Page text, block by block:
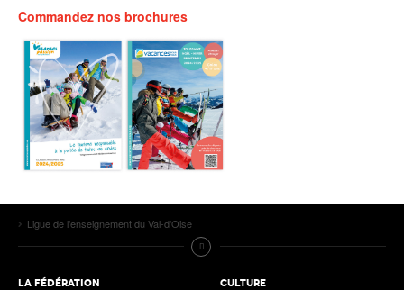
Commandez nos brochures
Ligue de l'enseignement du Val-d'Oise
LA FÉDÉRATION CULTURE